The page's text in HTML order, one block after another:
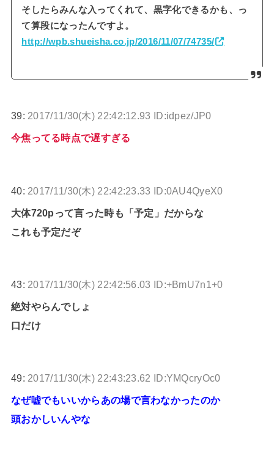
そしたらみんな入ってくれて、黒字化できるかも、っ
て算段になったんですよ。
http://wpb.shueisha.co.jp/2016/11/07/74735/
39: 2017/11/30(木) 22:42:12.93 ID:idpez/JP0
今焦ってる時点で遅すぎる
40: 2017/11/30(木) 22:42:23.33 ID:0AU4QyeX0
大体720pって言った時も「予定」だからな
これも予定だぞ
43: 2017/11/30(木) 22:42:56.03 ID:+BmU7n1+0
絶対やらんでしょ
口だけ
49: 2017/11/30(木) 22:43:23.62 ID:YMQcryOc0
なぜ嘘でもいいからあの場で言わなかったのか
頭おかしいんやな